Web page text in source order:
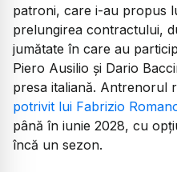
patroni, care i-au propus
prelungirea contractului,
jumătate în care au
Piero Ausilio și Dario
presa italiană. Antrenorul
potrivit lui Fabrizio
până în iunie 2028, cu
încă un sezon.